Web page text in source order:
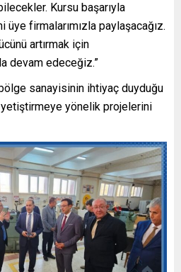
Kursu başarıyla
üye firmalarımızla paylaşacağız.
artırmak için
devam edeceğiz.”
sanayisinin ihtiyaç duyduğu
yönelik projelerini